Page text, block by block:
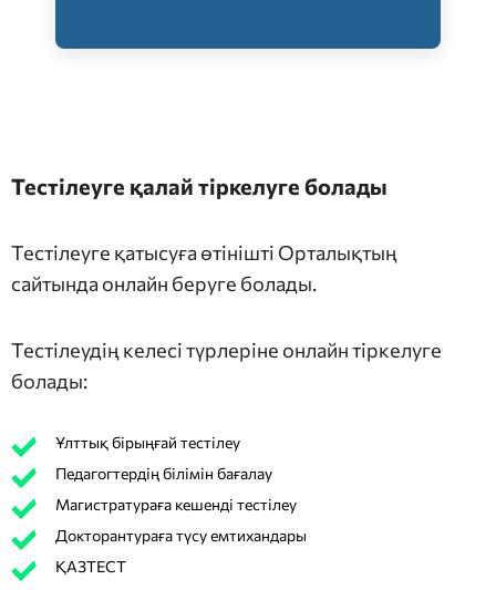
Тестілеуге қалай тіркелуге болады
Тестілеуге қатысуға өтінішті Орталықтың
сайтында онлайн беруге болады.
Тестілеудің келесі түрлеріне онлайн тіркелуге
болады:
Ұлттық бірыңғай тестілеу
Педагогтердің білімін бағалау
Магистратураға кешенді тестілеу
Докторантураға түсу емтихандары
ҚАЗТЕСТ